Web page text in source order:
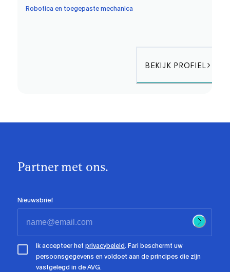
Robotica en toegepaste mechanica
BEKIJK PROFIEL
Partner met ons.
Nieuwsbrief
Ik accepteer hetprivacybeleid. Fari beschermt uw
persoonsgegevens en voldoet aan de principes die zijn
vastgelegd in de AVG.